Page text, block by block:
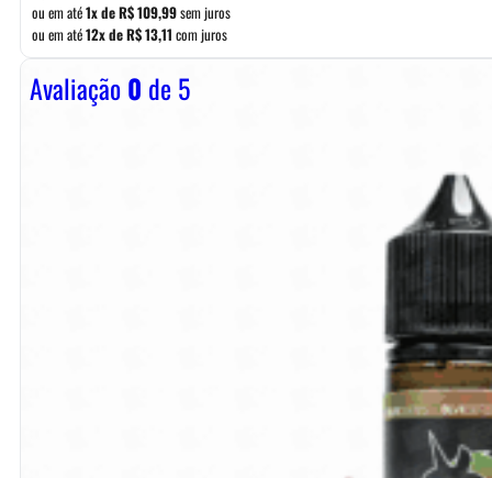
ou em até1x deR$109,99sem juros
ou em até12x deR$13,11 com juros
Avaliação0 de 5